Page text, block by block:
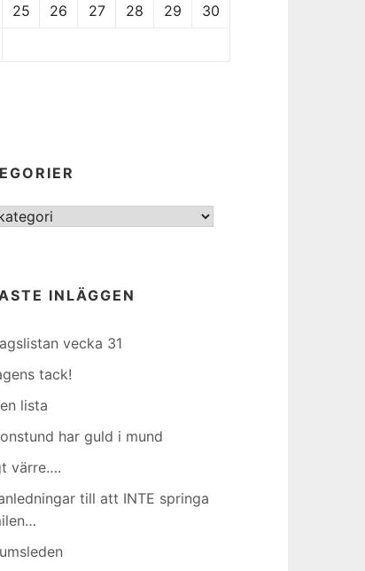
25 26 27 28 29
30
INLÄGGEN
vecka 31
tack!
lista
har guld i mund
värre….
till att INTE springa